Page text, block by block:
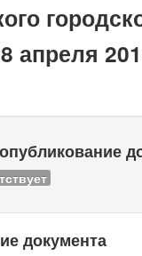
апреля
документа